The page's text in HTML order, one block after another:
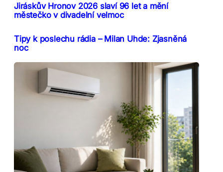
Jiráskův Hronov 2026 slaví 96 let a mění
městečko v divadelní velmoc
Tipy k poslechu rádia – Milan Uhde: Zjasněná
noc